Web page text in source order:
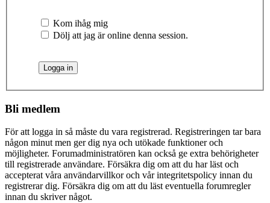
Kom ihåg mig
Dölj att jag är online denna session.
Bli medlem
För att logga in så måste du vara registrerad. Registreringen tar bara
någon minut men ger dig nya och utökade funktioner och
möjligheter. Forumadministratören kan också ge extra behörigheter
till registrerade användare. Försäkra dig om att du har läst och
accepterat våra användarvillkor och vår integritetspolicy innan du
registrerar dig. Försäkra dig om att du läst eventuella forumregler
innan du skriver något.